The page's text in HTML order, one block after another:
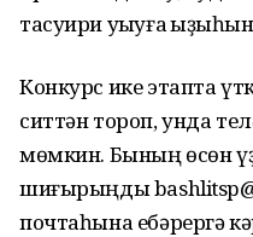
тасуири уҡыуға
Конкурс ике этапта
ситтән тороп, унда
мөмкин. Бының өсөн
шиғырыңды
почтаһына ебәрергә